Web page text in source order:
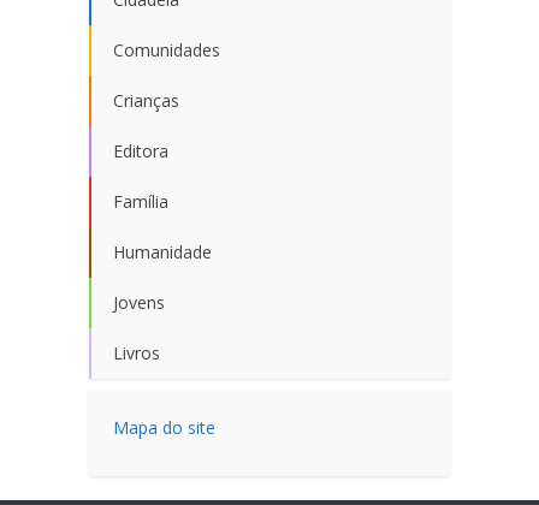
Comunidades
Crianças
Editora
Família
Humanidade
Jovens
Livros
Mapa do site